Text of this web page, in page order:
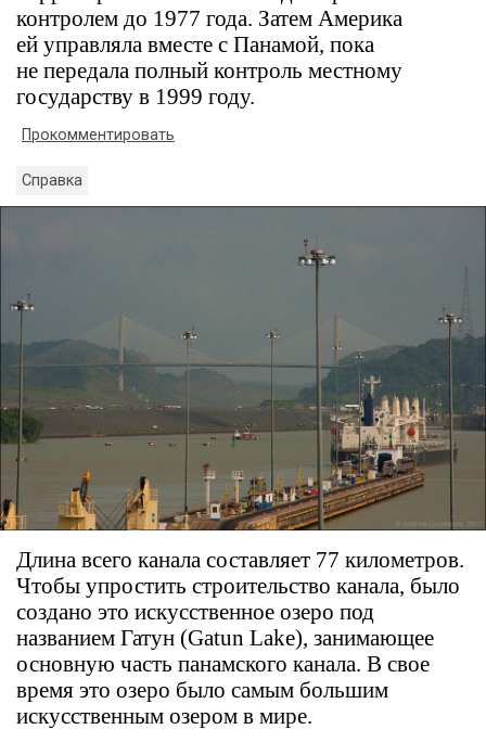
контролем до 1977 года. Затем Америка
ей управляла вместе с Панамой, пока
не передала полный контроль местному
государству в 1999 году.
Прокомментировать
Справка
Длина всего канала составляет 77 километров.
Чтобы упростить строительство канала, было
создано это искусственное озеро под
названием Гатун (Gatun Lake), занимающее
основную часть панамского канала. В свое
время это озеро было самым большим
искусственным озером в мире.